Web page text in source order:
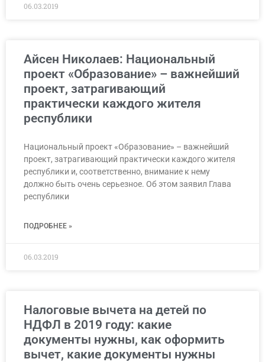
06.03.2019
Айсен Николаев: Национальный
проект «Образование» – важнейший
проект, затрагивающий
практически каждого жителя
республики
Национальный проект «Образование» – важнейший
проект, затрагивающий практически каждого жителя
республики и, соответственно, внимание к нему
должно быть очень серьезное. Об этом заявил Глава
республики
ПОДРОБНЕЕ »
06.03.2019
Налоговые вычета на детей по
НДФЛ в 2019 году: какие
документы нужны, как оформить
вычет, какие документы нужны